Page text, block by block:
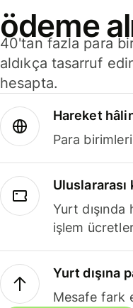
ödeme
40'tan fazla para
aldıkça tasarruf
hesapta.
Hareket
Para
Uluslararası
Yurt
işlem
Yurt dışına
Mesafe fark